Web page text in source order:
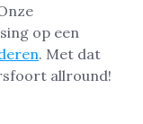
op een
. Met dat
allround!